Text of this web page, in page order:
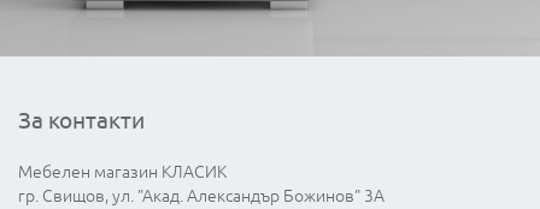
За контакти
Мебелен магазин КЛАСИК
гр. Свищов, ул. "Акад. Александър Божинов" 3А